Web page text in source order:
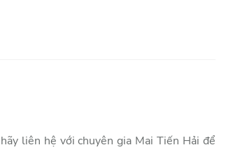
liên hệ với chuyên gia Mai Tiến Hải để